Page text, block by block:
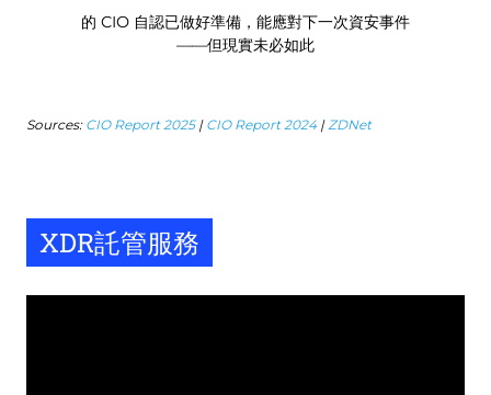
的 CIO 自認已做好準備，能應對下一次資安事件
——但現實未必如此
Sources: CIO Report 2025|CIO Report 2024| ZDNet
XDR託管服務